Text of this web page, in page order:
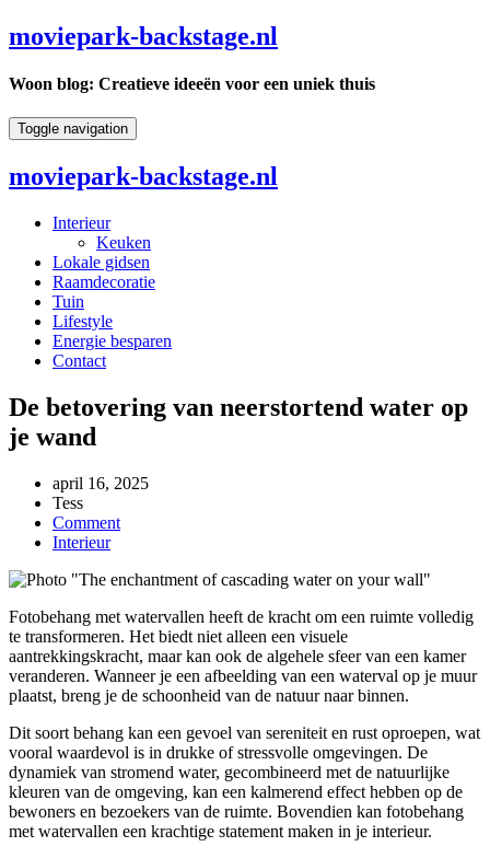
moviepark-backstage.nl
Woon blog: Creatieve ideeën voor een uniek thuis
Toggle navigation
moviepark-backstage.nl
Interieur
Keuken
Lokale gidsen
Raamdecoratie
Tuin
Lifestyle
Energie besparen
Contact
De betovering van neerstortend water op
je wand
april 16, 2025
Tess
Comment
Interieur
Fotobehang met watervallen heeft de kracht om een ruimte volledig
te transformeren. Het biedt niet alleen een visuele
aantrekkingskracht, maar kan ook de algehele sfeer van een kamer
veranderen. Wanneer je een afbeelding van een waterval op je muur
plaatst, breng je de schoonheid van de natuur naar binnen.
Dit soort behang kan een gevoel van sereniteit en rust oproepen, wat
vooral waardevol is in drukke of stressvolle omgevingen. De
dynamiek van stromend water, gecombineerd met de natuurlijke
kleuren van de omgeving, kan een kalmerend effect hebben op de
bewoners en bezoekers van de ruimte. Bovendien kan fotobehang
met watervallen een krachtige statement maken in je interieur.